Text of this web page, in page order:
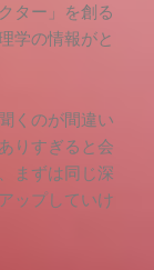
ター」を創る
学の情報がと
くのが間違い
りすぎると会
まずは同じ深
ップしていけ